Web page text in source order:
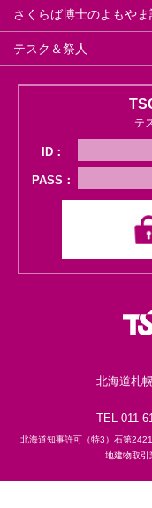
さくらば博士のよもやま
テスク＆祭人
テ
ID：
PASS：
北海道札
TEL 011-
北海道知事許可（特3）石第
地建物取引